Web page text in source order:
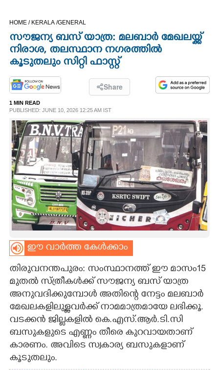
OPINION
PHOTOS
LIFESTYLE
SPIRITUAL
INFO+
ART
ASTRO
CARTOONS
LITERATURE
CONTACT US
HOME / KERALA /GENERAL
സൗജന്യ ബസ് യാത്ര: മലബാർ മേഖലയ്ക്ക്
നിരാശ,​ തലസ്ഥാന നഗരത്തിൽ
കൂടുതലും സിറ്റി ഫാസ്റ്റ്
Share
1 MIN READ
PUBLISHED: JUNE 10, 2026 12:25 AM IST
ഈ വാർത്ത കേൾക്കാം
തിരുവനന്തപുരം: സംസ്ഥാനത്ത് ഈ മാസം15
മുതൽ സ്ത്രീകൾക്ക് സൗജന്യ ബസ് യാത്ര
അനുവദിക്കുമ്പോൾ അതിന്റെ നേട്ടം മലബാർ
മേഖലകളിലുള്ളവർക്ക് നാമമാത്രമായേ ലഭിക്കൂ.
വടക്കൻ ജില്ലകളിൽ കെ.എസ്.ആർ.ടി.സി
ബസുകളുടെ എണ്ണം തീരെ കുറവായതാണ്
കാരണം. അവിടെ സ്വകാര്യ ബസുകളാണ്
കൂടുതലും.